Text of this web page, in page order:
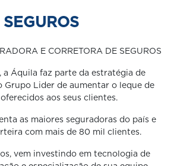
SEGUROS
E CORRETORA DE SEGUROS
a Áquila faz parte da estratégia de
Grupo Lider de aumentar o leque de
aos seus clientes.
as maiores seguradoras do país e
com mais de 80 mil clientes.
vem investindo em tecnologia de